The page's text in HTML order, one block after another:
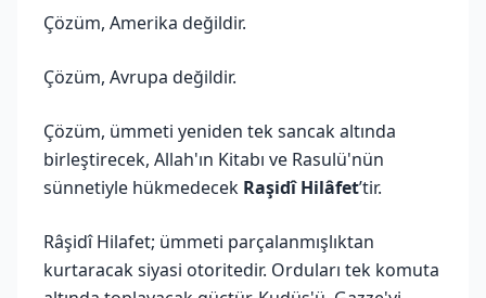
Çözüm, Amerika değildir.
Çözüm, Avrupa değildir.
Çözüm, ümmeti yeniden tek sancak altında
birleştirecek, Allah'ın Kitabı ve Rasulü'nün
sünnetiyle hükmedecek Raşidî Hilâfet’tir.
Râşidî Hilafet; ümmeti parçalanmışlıktan
kurtaracak siyasi otoritedir. Orduları tek komuta